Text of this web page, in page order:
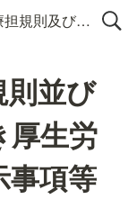
療担規則及び薬担規則並びに療担基準に基づき厚生労働大臣が定める掲示事項等の一部改正等について（通知）、令和８年４月30日、保医発0430第３号
並び
厚生労
事項等